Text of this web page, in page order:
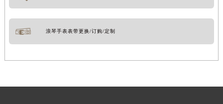
浪琴手表表带更换/订购/定制